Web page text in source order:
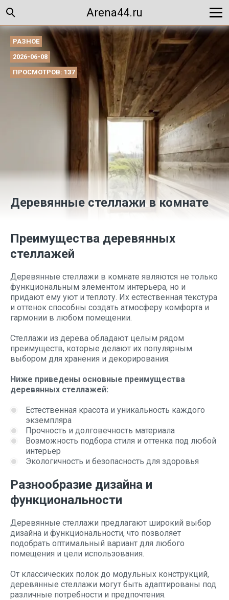
Arena44.ru
РАЗНОЕ
2026-06-08
ПРОСМОТРОВ: 137
Деревянные стеллажи в комнате
Преимущества деревянных
стеллажей
Деревянные стеллажи в комнате являются не только
функциональным элементом интерьера, но и
придают ему уют и теплоту. Их естественная текстура
и оттенок способны создать атмосферу комфорта и
гармонии в любом помещении.
Стеллажи из дерева обладают целым рядом
преимуществ, которые делают их популярным
выбором для хранения и декорирования.
Ниже приведены основные преимущества
деревянных стеллажей:
Естественная красота и уникальность каждого
экземпляра
Прочность и долговечность материала
Возможность подбора стиля и оттенка под любой
интерьер
Экологичность и безопасность для здоровья
Разнообразие дизайна и
функциональности
Деревянные стеллажи предлагают широкий выбор
дизайна и функциональности, что позволяет
подобрать оптимальный вариант для любого
помещения и цели использования.
От классических полок до модульных конструкций,
деревянные стеллажи могут быть адаптированы под
различные потребности и предпочтения.